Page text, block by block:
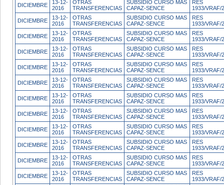
DICIEMBRE
13-12-
2016
OTRAS
TRANSFERENCIAS
SUBSIDIO CURSO MAS
CAPAZ-SENCE
RES
1933/VRAF/
DICIEMBRE
13-12-
2016
OTRAS
TRANSFERENCIAS
SUBSIDIO CURSO MAS
CAPAZ-SENCE
RES
1933/VRAF/
DICIEMBRE
13-12-
2016
OTRAS
TRANSFERENCIAS
SUBSIDIO CURSO MAS
CAPAZ-SENCE
RES
1933/VRAF/
DICIEMBRE
13-12-
2016
OTRAS
TRANSFERENCIAS
SUBSIDIO CURSO MAS
CAPAZ-SENCE
RES
1933/VRAF/
DICIEMBRE
13-12-
2016
OTRAS
TRANSFERENCIAS
SUBSIDIO CURSO MAS
CAPAZ-SENCE
RES
1933/VRAF/
DICIEMBRE
13-12-
2016
OTRAS
TRANSFERENCIAS
SUBSIDIO CURSO MAS
CAPAZ-SENCE
RES
1933/VRAF/
DICIEMBRE
13-12-
2016
OTRAS
TRANSFERENCIAS
SUBSIDIO CURSO MAS
CAPAZ-SENCE
RES
1933/VRAF/
DICIEMBRE
13-12-
2016
OTRAS
TRANSFERENCIAS
SUBSIDIO CURSO MAS
CAPAZ-SENCE
RES
1933/VRAF/
DICIEMBRE
13-12-
2016
OTRAS
TRANSFERENCIAS
SUBSIDIO CURSO MAS
CAPAZ-SENCE
RES
1933/VRAF/
DICIEMBRE
13-12-
2016
OTRAS
TRANSFERENCIAS
SUBSIDIO CURSO MAS
CAPAZ-SENCE
RES
1933/VRAF/
DICIEMBRE
13-12-
2016
OTRAS
TRANSFERENCIAS
SUBSIDIO CURSO MAS
CAPAZ-SENCE
RES
1933/VRAF/
DICIEMBRE
13-12-
2016
OTRAS
TRANSFERENCIAS
SUBSIDIO CURSO MAS
CAPAZ-SENCE
RES
1933/VRAF/